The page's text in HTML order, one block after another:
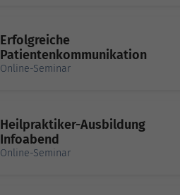
Erfolgreiche
Patientenkommunikation
Online-Seminar
Heilpraktiker-Ausbildung
Infoabend
Online-Seminar